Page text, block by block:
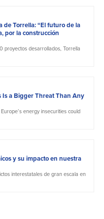
de Torrella: “El futuro de la
por la construcción
proyectos desarrollados, Torrella
Is a Bigger Threat Than Any
energy insecurities could
y su impacto en nuestra
interestatales de gran escala en